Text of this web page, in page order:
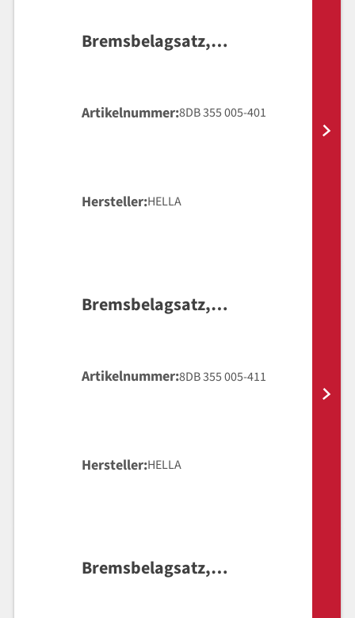
Bremsbelagsatz,
Artikelnummer 8DB 355 005-401
Hersteller HELLA
Bremsbelagsatz,
Artikelnummer 8DB 355 005-411
Hersteller HELLA
Bremsbelagsatz,